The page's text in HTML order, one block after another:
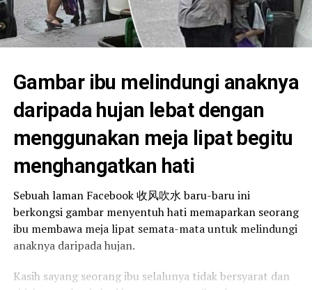
Gambar ibu melindungi anaknya
daripada hujan lebat dengan
menggunakan meja lipat begitu
menghangatkan hati
Sebuah laman Facebook 收风吹水 baru-baru ini
berkongsi gambar menyentuh hati memaparkan seorang
ibu membawa meja lipat semata-mata untuk melindungi
anaknya daripada hujan.
Kasih sayang seorang ibu selalunya tidak bersyarat dan